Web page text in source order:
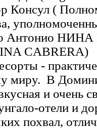
Консул (
Антонио
CABRERA)
-
миру. В
и очень
отели и
похвал,